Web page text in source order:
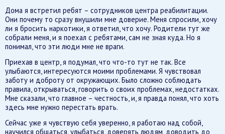
Дома я встретил ребят – сотрудников центра реабилитации.
Они почему то сразу внушили мне доверие. Меня спросили, хочу
ли я бросить наркотики, я ответил, что хочу. Родители тут же
собрали меня, и я поехал с ребятами, сам не зная куда. Но я
понимал, что эти люди мне не враги.
Приехав в центр, я подумал, что что-то тут не так. Все
улыбаются, интересуются моими проблемами. Я чувствовал
заботу и доброту от окружающих. Было сложно соблюдать
правила, открываться, говорить о своих проблемах, недостатках.
Мне сказали, что главное – честность, и, я правда понял, что хоть
здесь мне нужно перестать врать.
Сейчас уже я чувствую себя уверенно, я работаю над собой,
научился общаться, улыбаться, доверять людям, доводить до